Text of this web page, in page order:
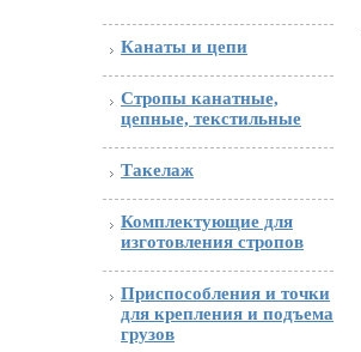
Канаты и цепи
Стропы канатные,
цепные, текстильные
Такелаж
Комплектующие для
изготовления стропов
Приспособления и точки
для крепления и подъема
грузов